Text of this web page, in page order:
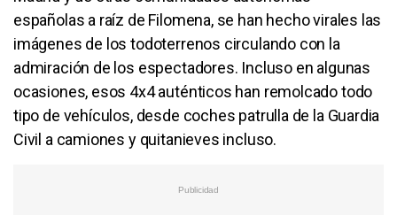
españolas a raíz de Filomena, se han hecho virales las
imágenes de los todoterrenos circulando con la
admiración de los espectadores. Incluso en algunas
ocasiones, esos 4x4 auténticos han remolcado todo
tipo de vehículos, desde coches patrulla de la Guardia
Civil a camiones y quitanieves incluso.